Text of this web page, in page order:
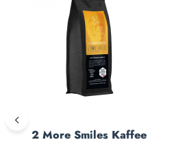
2 More Smiles Kaffee